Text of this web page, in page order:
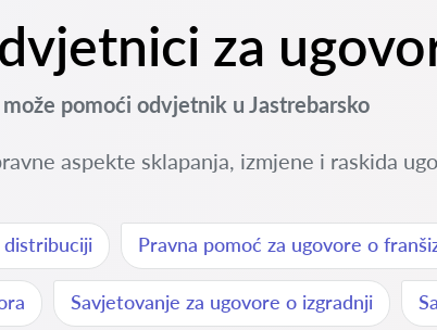
za
pomoći odvjetnik u Jastrebarsko
aspekte sklapanja, izmjene i raskida
distribuciji Pravna pomoć za ugovore o
Savjetovanje za ugovore o izgradnji